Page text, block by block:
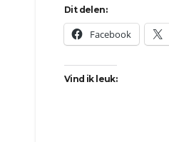
Dit delen:
Facebook
Vind ik leuk: